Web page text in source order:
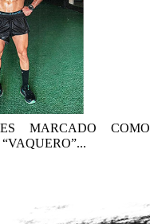
MARCADO COMO